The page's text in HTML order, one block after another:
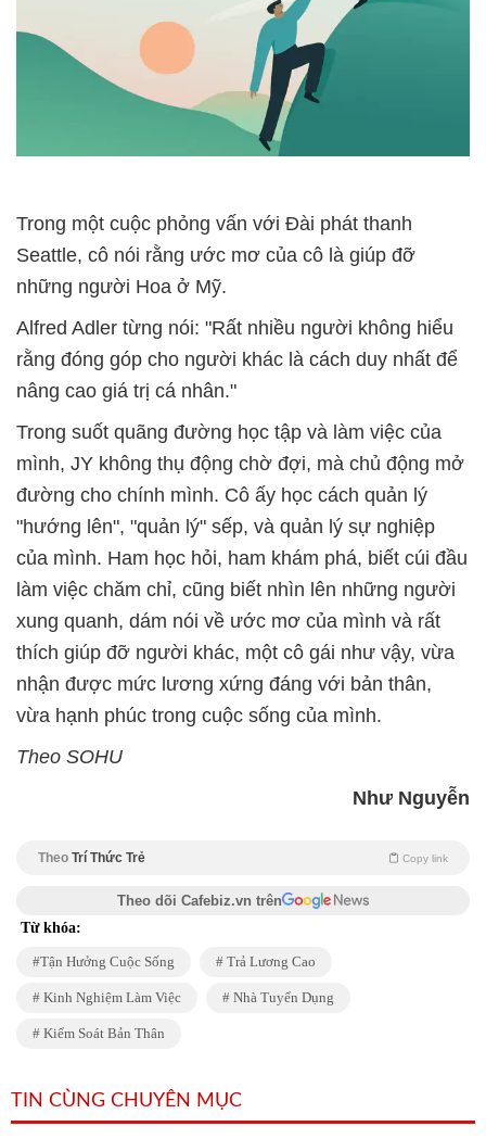
Trong một cuộc phỏng vấn với Đài phát thanh
Seattle, cô nói rằng ước mơ của cô là giúp đỡ
những người Hoa ở Mỹ.
Alfred Adler từng nói: "Rất nhiều người không hiểu
rằng đóng góp cho người khác là cách duy nhất để
nâng cao giá trị cá nhân."
Trong suốt quãng đường học tập và làm việc của
mình, JY không thụ động chờ đợi, mà chủ động mở
đường cho chính mình. Cô ấy học cách quản lý
"hướng lên", "quản lý" sếp, và quản lý sự nghiệp
của mình. Ham học hỏi, ham khám phá, biết cúi đầu
làm việc chăm chỉ, cũng biết nhìn lên những người
xung quanh, dám nói về ước mơ của mình và rất
thích giúp đỡ người khác, một cô gái như vậy, vừa
nhận được mức lương xứng đáng với bản thân,
vừa hạnh phúc trong cuộc sống của mình.
Theo SOHU
Như Nguyễn
Theo Trí Thức Trẻ Copy link
Theo dõi Cafebiz.vn trên
Từ khóa:
Tận Hưởng Cuộc Sống Trả Lương Cao
Kinh Nghiệm Làm Việc Nhà Tuyển Dụng
Kiểm Soát Bản Thân
TIN CÙNG CHUYÊN MỤC